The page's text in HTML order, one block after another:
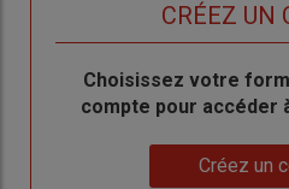
CRÉEZ UN
BodyChoisissez votre
compte pour accéder
Créez un